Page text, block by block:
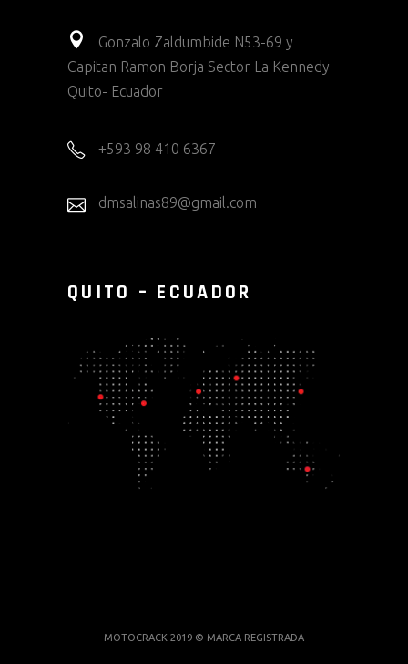
Gonzalo Zaldumbide N53-69 y
Capitan Ramon Borja Sector La Kennedy
Quito- Ecuador
+593 98 410 6367
dmsalinas89@gmail.com
QUITO – ECUADOR
MOTOCRACK 2019 © MARCA REGISTRADA